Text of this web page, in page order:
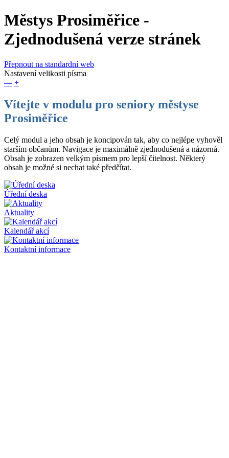
Městys Prosiměřice -
Zjednodušená verze stránek
Přepnout na standardní web
Nastavení velikosti písma
— +
Vítejte v modulu pro seniory městyse
Prosiměřice
Celý modul a jeho obsah je koncipován tak, aby co nejlépe vyhověl
starším občanům. Navigace je maximálně zjednodušená a názorná.
Obsah je zobrazen velkým písmem pro lepší čitelnost. Některý
obsah je možné si nechat také předčítat.
Úřední deska
Aktuality
Kalendář akcí
Kontaktní informace